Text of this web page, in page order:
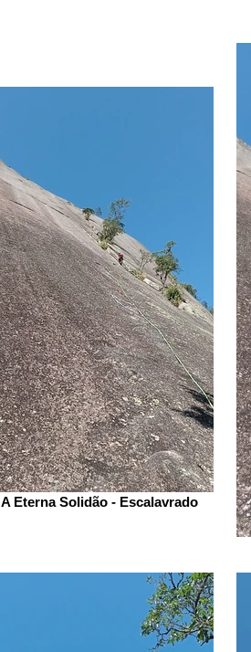
A Eterna Solidão - Escalavrado